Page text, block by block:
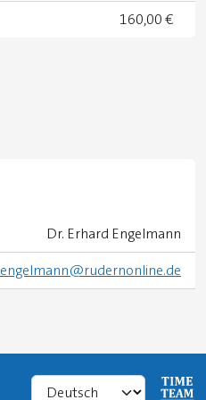
160,00 €
Dr. Erhard Engelmann
engelmann@rudernonline.de